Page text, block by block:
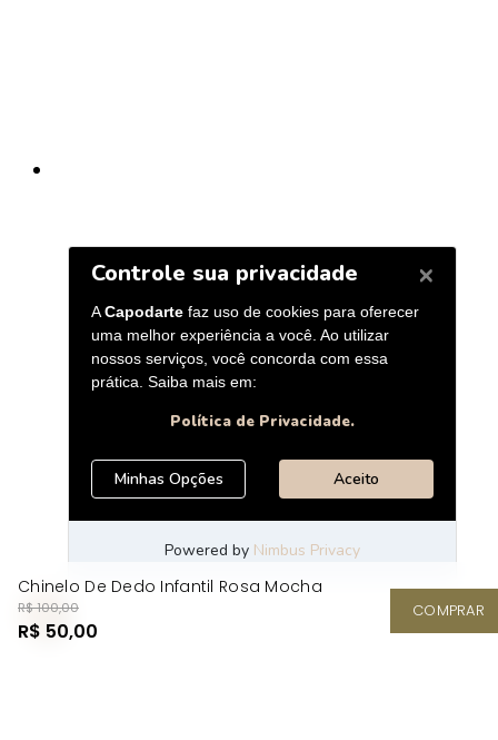
Chinelo De Dedo Infantil Rosa Mocha
R$ 100,00
R$ 50,00
COMPRAR